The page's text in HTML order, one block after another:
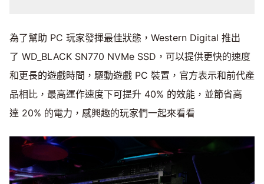
為了幫助 PC 玩家發揮最佳狀態，Western Digital 推出
了 WD_BLACK SN770 NVMe SSD，可以提供更快的速度
和更長的遊戲時間，驅動遊戲 PC 裝置，官方表示和前代產
品相比，最高運作速度下可提升 40% 的效能，並節省高
達 20% 的電力，感興趣的玩家們一起來看看